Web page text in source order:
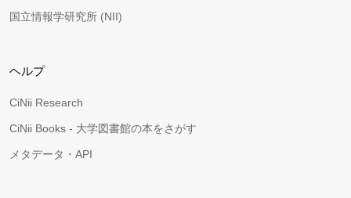
国立情報学研究所 (NII)
ヘルプ
CiNii Research
CiNii Books - 大学図書館の本をさがす
メタデータ・API